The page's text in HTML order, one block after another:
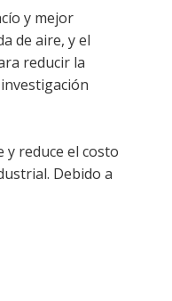
y mejor
de aire, y el
reducir la
y reduce el costo
Debido a